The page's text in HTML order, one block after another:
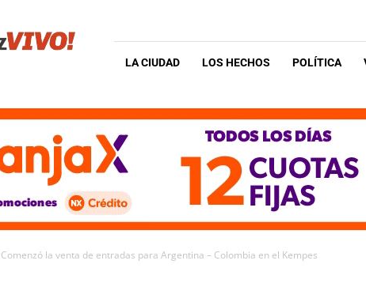
LA CIUDAD LOS HECHOS POLÍTICA
Comenzó la venta de entradas para Argentina – Colombia en el Kempes